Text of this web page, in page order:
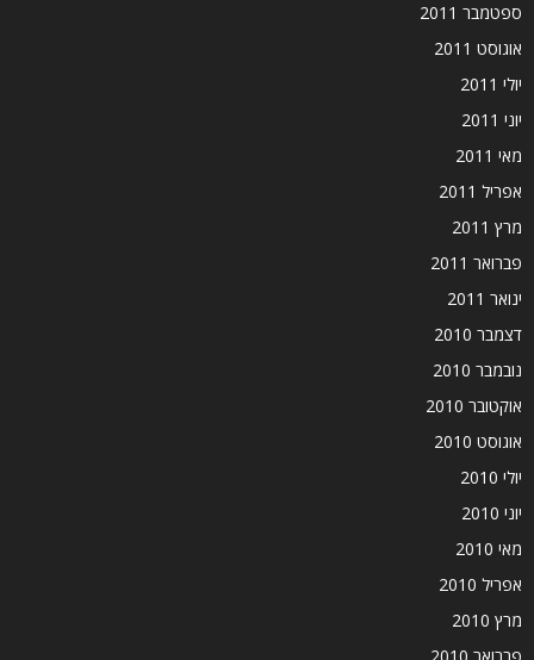
ספטמבר 2011
אוגוסט 2011
יולי 2011
יוני 2011
מאי 2011
אפריל 2011
מרץ 2011
פברואר 2011
ינואר 2011
דצמבר 2010
נובמבר 2010
אוקטובר 2010
אוגוסט 2010
יולי 2010
יוני 2010
מאי 2010
אפריל 2010
מרץ 2010